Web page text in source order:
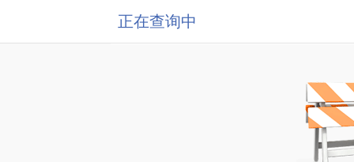
正在查询中